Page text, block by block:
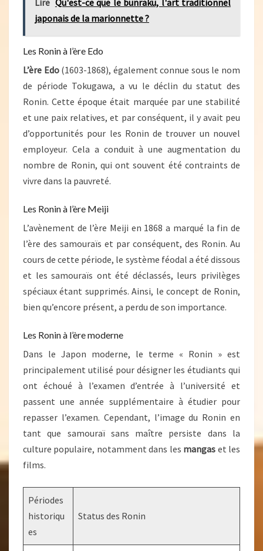
Lire Qu'est-ce que le bunraku, l'art traditionnel
japonais de la marionnette ?
Les Ronin à l’ère Edo
L’ère Edo(1603-1868), également connue sous le nom
de période Tokugawa, a vu le déclin du statut des
Ronin. Cette époque était marquée par une stabilité
et une paix relatives, et par conséquent, il y avait peu
d’opportunités pour les Ronin de trouver un nouvel
employeur. Cela a conduit à une augmentation du
nombre de Ronin, qui ont souvent été contraints de
vivre dans la pauvreté.
Les Ronin à l’ère Meiji
L’avènement de l’ère Meiji en 1868 a marqué la fin de
l’ère des samouraïs et par conséquent, des Ronin. Au
cours de cette période, le système féodal a été dissous
et les samouraïs ont été déclassés, leurs privilèges
spéciaux étant supprimés. Ainsi, le concept de Ronin,
bien qu’encore présent, a perdu de son importance.
Les Ronin à l’ère moderne
Dans le Japon moderne, le terme « Ronin » est
principalement utilisé pour désigner les étudiants qui
ont échoué à l’examen d’entrée à l’université et
passent une année supplémentaire à étudier pour
repasser l’examen. Cependant, l’image du Ronin en
tant que samouraï sans maître persiste dans la
culture populaire, notamment dans les mangas et les
films.
Périodes
historiqu
es
Status des Ronin